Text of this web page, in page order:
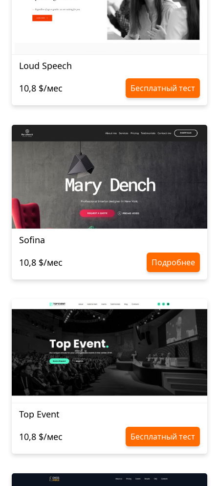
Loud Speech
10,8 $/мес
Бесплатный тест
Sofina
10,8 $/мес
Подробнее
Top Event
10,8 $/мес
Бесплатный тест